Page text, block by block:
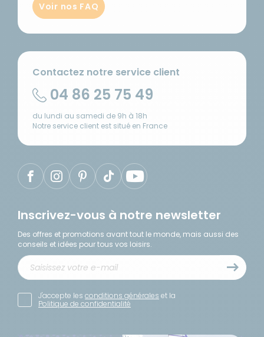
Voir nos FAQ
Contactez notre service client
04 86 25 75 49
du lundi au samedi de 9h à 18h
Notre service client est situé en France
Inscrivez-vous à notre newsletter
Des offres et promotions avant tout le monde, mais aussi des
conseils et idées pour tous vos loisirs.
J'accepte les conditions générales et la
Politique de confidentialité